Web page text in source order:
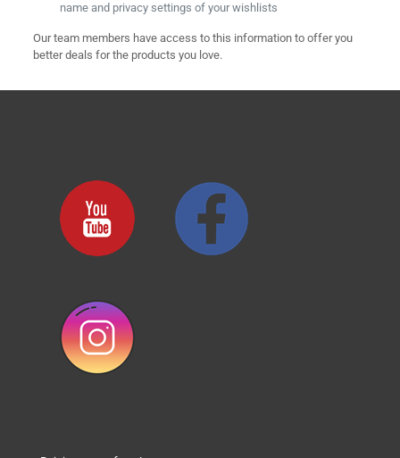
name and privacy settings of your wishlists
Our team members have access to this information to offer you
better deals for the products you love.